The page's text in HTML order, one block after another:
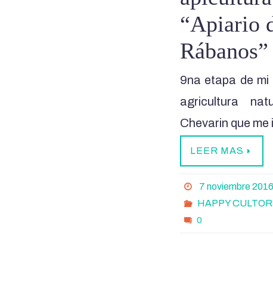
“Apiario
Rábanos”
9na etapa de
agricultura
Chevarin que
LEER MAS
7 noviembre 2016
HAPPY
0